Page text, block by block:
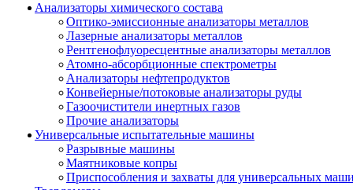
Анализаторы химического состава
Оптико-эмиссионные анализаторы металлов
Лазерные анализаторы металлов
Рентгенофлуоресцентные анализаторы металлов
Атомно-абсорбционные спектрометры
Анализаторы нефтепродуктов
Конвейерные/потоковые анализаторы руды
Газоочистители инертных газов
Прочие анализаторы
Универсальные испытательные машины
Разрывные машины
Маятниковые копры
Приспособления и захваты для универсальных